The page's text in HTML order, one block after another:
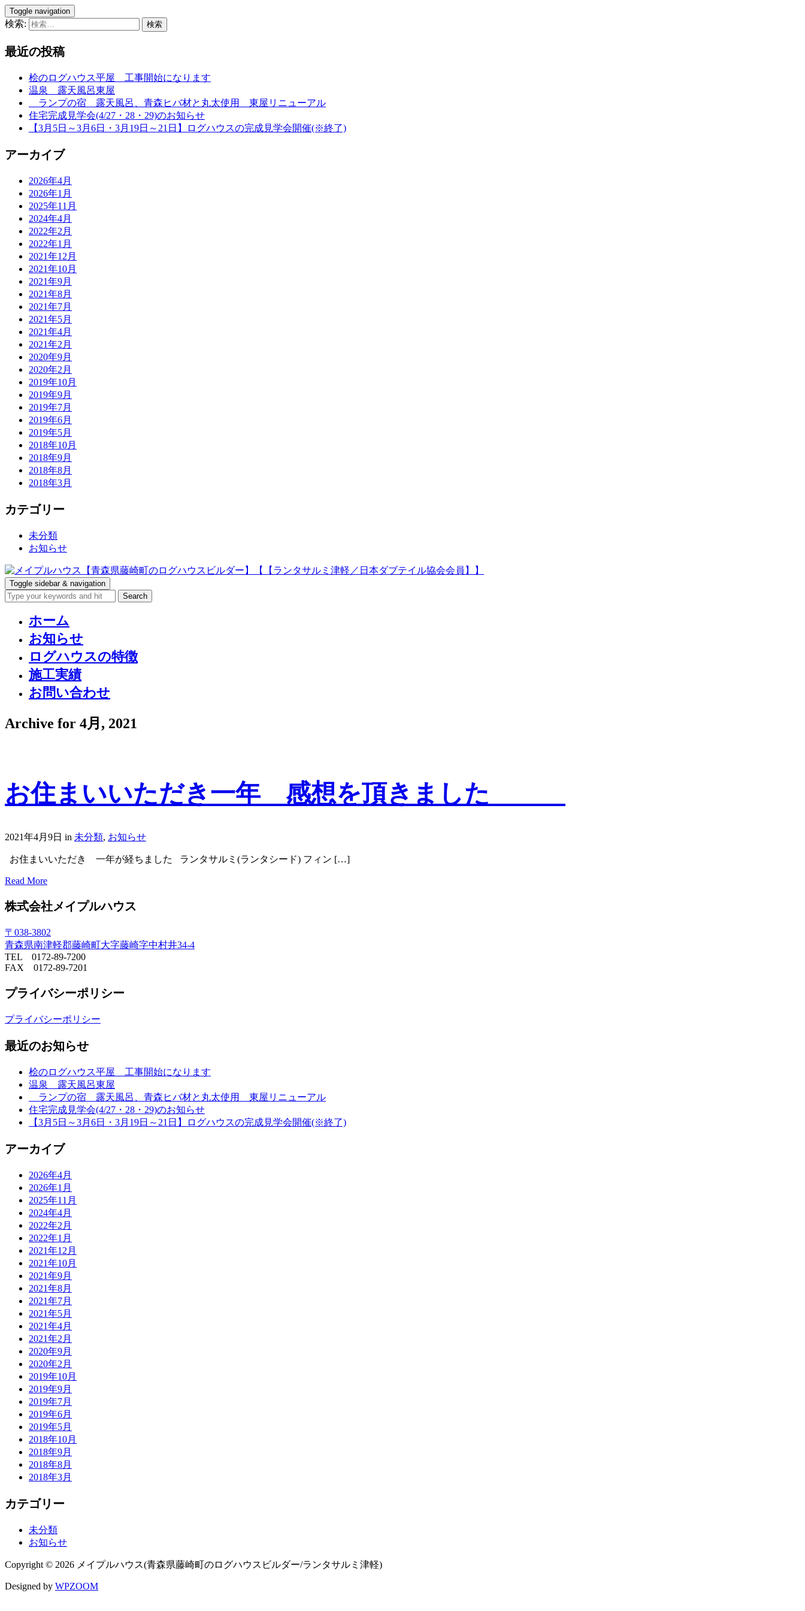
Toggle navigation
検索:
最近の投稿
桧のログハウス平屋 工事開始になります
温泉 露天風呂東屋
ランプの宿 露天風呂、青森ヒバ材と丸太使用 東屋リニューアル
住宅完成見学会(4/27・28・29)のお知らせ
【3月5日～3月6日・3月19日～21日】ログハウスの完成見学会開催(※終了)
アーカイブ
2026年4月
2026年1月
2025年11月
2024年4月
2022年2月
2022年1月
2021年12月
2021年10月
2021年9月
2021年8月
2021年7月
2021年5月
2021年4月
2021年2月
2020年9月
2020年2月
2019年10月
2019年9月
2019年7月
2019年6月
2019年5月
2018年10月
2018年9月
2018年8月
2018年3月
カテゴリー
未分類
お知らせ
Toggle sidebar & navigation
ホーム
お知らせ
ログハウスの特徴
施工実績
お問い合わせ
Archive for 4月, 2021
お住まいいただき一年 感想を頂きました
2021年4月9日 in 未分類, お知らせ
お住まいいただき 一年が経ちました ランタサルミ(ランタシード) フィン […]
Read More
株式会社メイプルハウス
〒038-3802
青森県南津軽郡藤崎町大字藤崎字中村井34-4
TEL 0172-89-7200
FAX 0172-89-7201
プライバシーポリシー
プライバシーポリシー
最近のお知らせ
桧のログハウス平屋 工事開始になります
温泉 露天風呂東屋
ランプの宿 露天風呂、青森ヒバ材と丸太使用 東屋リニューアル
住宅完成見学会(4/27・28・29)のお知らせ
【3月5日～3月6日・3月19日～21日】ログハウスの完成見学会開催(※終了)
アーカイブ
2026年4月
2026年1月
2025年11月
2024年4月
2022年2月
2022年1月
2021年12月
2021年10月
2021年9月
2021年8月
2021年7月
2021年5月
2021年4月
2021年2月
2020年9月
2020年2月
2019年10月
2019年9月
2019年7月
2019年6月
2019年5月
2018年10月
2018年9月
2018年8月
2018年3月
カテゴリー
未分類
お知らせ
Copyright © 2026 メイプルハウス(青森県藤崎町のログハウスビルダー/ランタサルミ津軽)
Designed by WPZOOM